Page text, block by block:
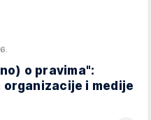
o pravima":
organizacije i medije